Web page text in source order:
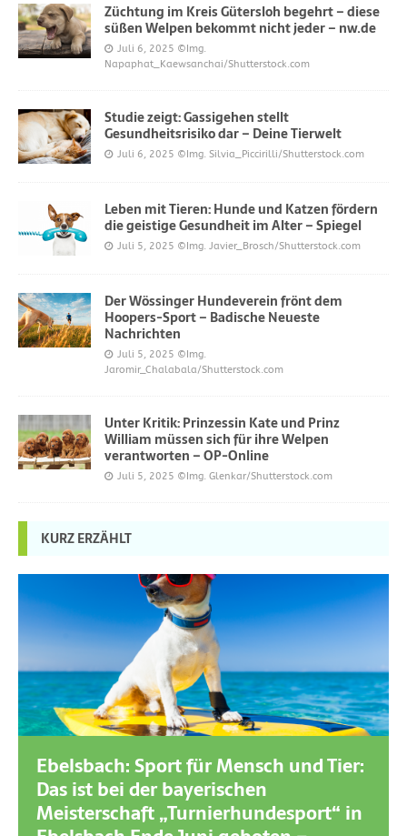
Züchtung im Kreis Gütersloh begehrt – diese
süßen Welpen bekommt nicht jeder – nw.de
Juli 6, 2025 ©Img.
Napaphat_Kaewsanchai/Shutterstock.com
Studie zeigt: Gassigehen stellt
Gesundheitsrisiko dar – Deine Tierwelt
Juli 6, 2025 ©Img. Silvia_Piccirilli/Shutterstock.com
Leben mit Tieren: Hunde und Katzen fördern
die geistige Gesundheit im Alter – Spiegel
Juli 5, 2025 ©Img. Javier_Brosch/Shutterstock.com
Der Wössinger Hundeverein frönt dem
Hoopers-Sport – Badische Neueste
Nachrichten
Juli 5, 2025 ©Img.
Jaromir_Chalabala/Shutterstock.com
Unter Kritik: Prinzessin Kate und Prinz
William müssen sich für ihre Welpen
verantworten – OP-Online
Juli 5, 2025 ©Img. Glenkar/Shutterstock.com
KURZ ERZÄHLT
Ebelsbach: Sport für Mensch und Tier:
Das ist bei der bayerischen
Meisterschaft „Turnierhundesport“ in